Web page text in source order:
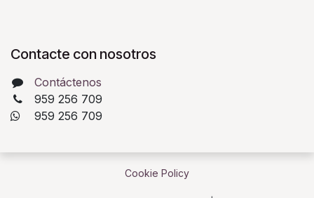
Contacte con nosotros
Contáctenos
959 256 709
​ 959 256 709
Cookie Policy